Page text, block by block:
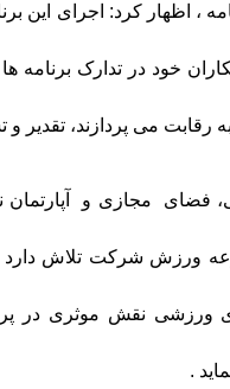
، اظهار کرد: اجرای این
خود در تدارک برنامه
رقابت می پردازند، تقدیر
فضای مجازی و
شرکت تلاش دارد تا
ورزشی نقش موثری در
.